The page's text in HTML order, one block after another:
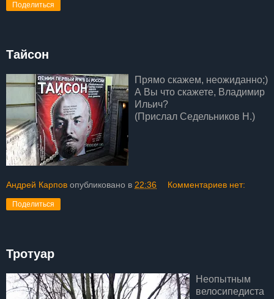
Поделиться
Тайсон
Прямо скажем, неожиданно;)
А Вы что скажете, Владимир
Ильич?
(Прислал Седельников Н.)
Андрей Карпов опубликовано в 22:36 Комментариев нет:
Поделиться
Тротуар
Неопытным
велосипедиста